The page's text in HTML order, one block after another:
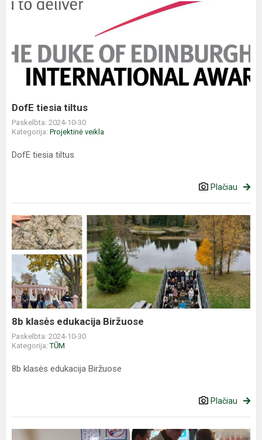
DofE
DofE tiesia tiltus
Paskelbta: 2024-10-30
Kategorija: Projektinė veikla
DofE tiesia tiltus
Plačiau
8b
klasės
edukacija
Biržuose
8b klasės edukacija Biržuose
Paskelbta: 2024-10-30
Kategorija:TŪM
8b klasės edukacija Biržuose
Plačiau